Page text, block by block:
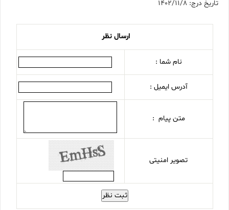
تاریخ درج: 1402/11/8
ارسال نظر
نام شما :
آدرس ایمیل :
متن پیام :
تصویر امنیتی
ثبت نظر